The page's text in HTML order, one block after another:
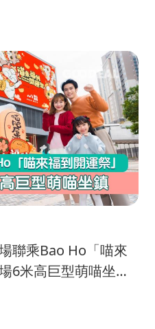
聯乘Bao Ho「喵來
6米高巨型萌喵坐